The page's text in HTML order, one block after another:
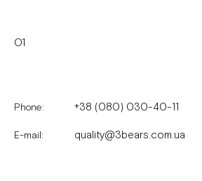
01
Phone: +38 (080) 030-40-11
E-mail: quality@3bears.com.ua